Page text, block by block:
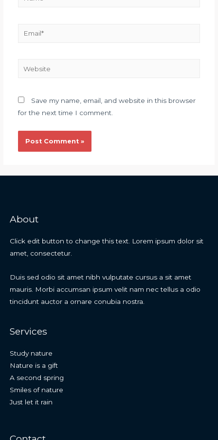
Save my name, email, and website in this browser
for the next time I comment.
About
Click edit button to change this text. Lorem ipsum dolor sit
amet, consectetur.
Duis sed odio sit amet nibh vulputate cursus a sit amet
mauris. Morbi accumsan ipsum velit nam nec tellus a odio
tincidunt auctor a ornare conubia nostra.
Services
Study nature
Nature is a gift
A second spring
Smiles of nature
Just let it rain